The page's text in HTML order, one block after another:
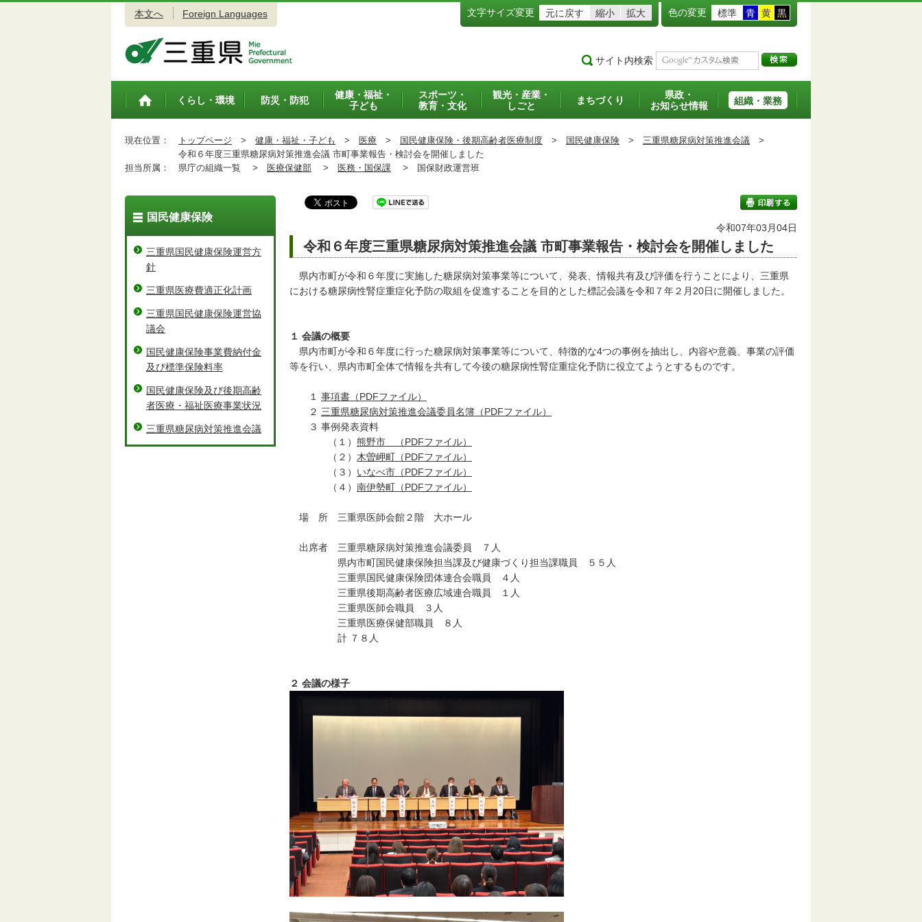
本文へ Foreign Languages 文字サイズ変更 元に戻す 縮小 拡大 色の変更 標準 青 黄 黒
サイト内検索
トップペ
くらし・環境 防災・防犯
健康・福祉・
子ども
スポーツ・
教育・文化
観光・産業・
しごと
まちづくり
県政・
お知らせ情報
組織・業務
現在位置： トップページ > 健康・福祉・子ども > 医療 > 国民健康保険・後期高齢者医療制度 > 国民健康保険 > 三重県糖尿病対策推進会議 >
令和６年度三重県糖尿病対策推進会議 市町事業報告・検討会を開催しました
担当所属：
県庁の組織一覧 > 医療保健部 > 医務・国保課 > 国保財政運営班
印刷する
令和07年03月04日
令和６年度三重県糖尿病対策推進会議 市町事業報告・検討会を開催しました
県内市町が令和６年度に実施した糖尿病対策事業等について、発表、情報共有及び評価を行うことにより、三重県
における糖尿病性腎症重症化予防の取組を促進することを目的とした標記会議を令和７年２月20日に開催しました。
１ 会議の概要
県内市町が令和６年度に行った糖尿病対策事業等について、特徴的な4つの事例を抽出し、内容や意義、事業の評価
等を行い、県内市町全体で情報を共有して今後の糖尿病性腎症重症化予防に役立てようとするものです。
１ 事項書（PDFファイル）
２ 三重県糖尿病対策推進会議委員名簿（PDFファイル）
３ 事例発表資料
（１） 熊野市 （PDFファイル）
（２） 木曽岬町（PDFファイル）
（３） いなべ市（PDFファイル）
（４） 南伊勢町（PDFファイル）
場 所 三重県医師会館２階 大ホール
出席者 三重県糖尿病対策推進会議委員 ７人
県内市町国民健康保険担当課及び健康づくり担当課職員 ５５人
三重県国民健康保険団体連合会職員 ４人
三重県後期高齢者医療広域連合職員 １人
三重県医師会職員 ３人
三重県医療保健部職員 ８人
計 ７８人
２ 会議の様子
国民健康保険
三重県国民健康保険運営方
針
三重県医療費適正化計画
三重県国民健康保険運営協
議会
国民健康保険事業費納付金
及び標準保険料率
国民健康保険及び後期高齢
者医療・福祉医療事業状況
三重県糖尿病対策推進会議